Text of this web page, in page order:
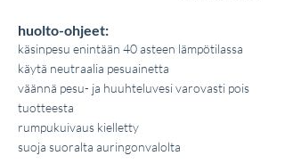
huolto-ohjeet:
käsinpesu enintään 40 asteen lämpötilassa
käytä neutraalia pesuainetta
väännä pesu- ja huuhteluvesi varovasti pois
tuotteesta
rumpukuivaus kielletty
suoja suoralta auringonvalolta